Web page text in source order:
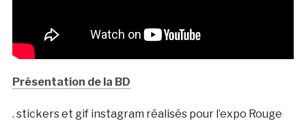
Présentation de la BD
. stickers et gif instagram réalisés pour l’expo Rouge